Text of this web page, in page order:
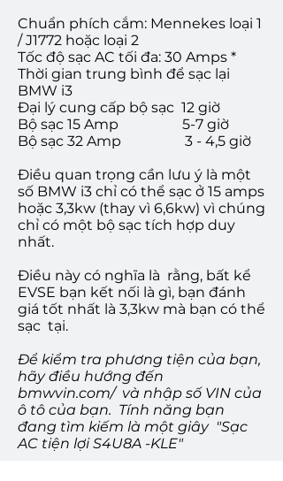
Chuẩn phích cắm: Mennekes loại 1
/ J1772 hoặc loại 2
Tốc độ sạc AC tối đa: 30 Amps *
Thời gian trung bình để sạc lại
BMW i3
Đại lý cung cấp bộ sạc 12 giờ
Bộ sạc 15 Amp
5-7 giờ
Bộ sạc 32 Amp
3 - 4,5 giờ
Điều quan trọng cần lưu ý là một
số BMW i3 chỉ có thể sạc ở 15 amps
hoặc 3,3kw (thay vì 6,6kw) vì chúng
chỉ có một bộ sạc tích hợp duy
nhất.
Điều này có nghĩa là rằng, bất kể
EVSE bạn kết nối là gì, bạn đánh
giá tốt nhất là 3,3kw mà bạn có thể
sạc tại.
Để kiểm tra phương tiện của bạn,
hãy điều hướng đến
bmwvin.com/ và nhập số VIN của
ô tô của bạn. Tính năng bạn
đang tìm kiếm là một giây "Sạc
AC tiện lợi S4U8A -KLE"